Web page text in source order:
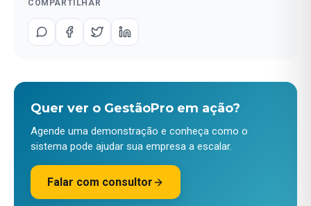
COMPARTILHAR
Quer ver o GestãoPro em ação?
Agende uma demonstração e conheça como o
sistema pode ajudar sua empresa a escalar.
Falar com consultor